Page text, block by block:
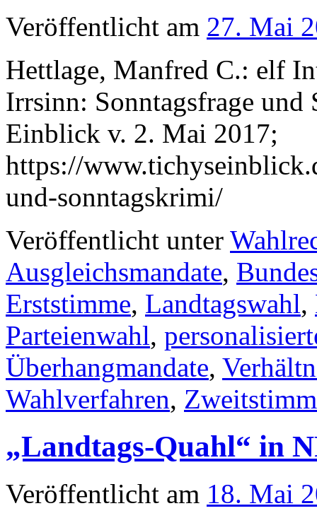
Veröffentlicht am 27. Mai
Hettlage, Manfred C.: elf
Irrsinn: Sonntagsfrage
Einblick v. 2. Mai 2017;
https://
und-sonntagskrimi/
Veröffentlicht unter
Ausgleichsmandate,
Erststimme, Landtagswahl,
Parteienwahl,
Überhangmandate,
Wahlverfahren,
„Landtags-Quahl“ in
Veröffentlicht am 18. Mai